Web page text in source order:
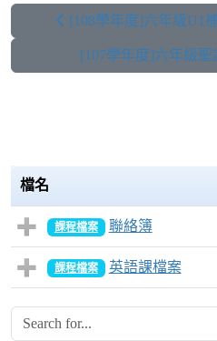
[108學年度]六年級U1
[107學年度]六年級
檔名
課程檔案 聯絡簿
課程檔案 英語課檔案